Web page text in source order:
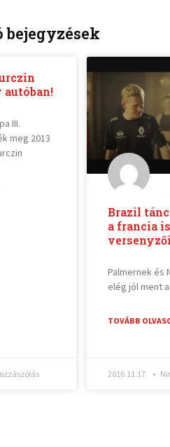
bejegyzések
III.
meg 2013
Brazil
a francia
versenyzői
Palmernek és
elég jól ment
TOVÁBB
2016.11.17.